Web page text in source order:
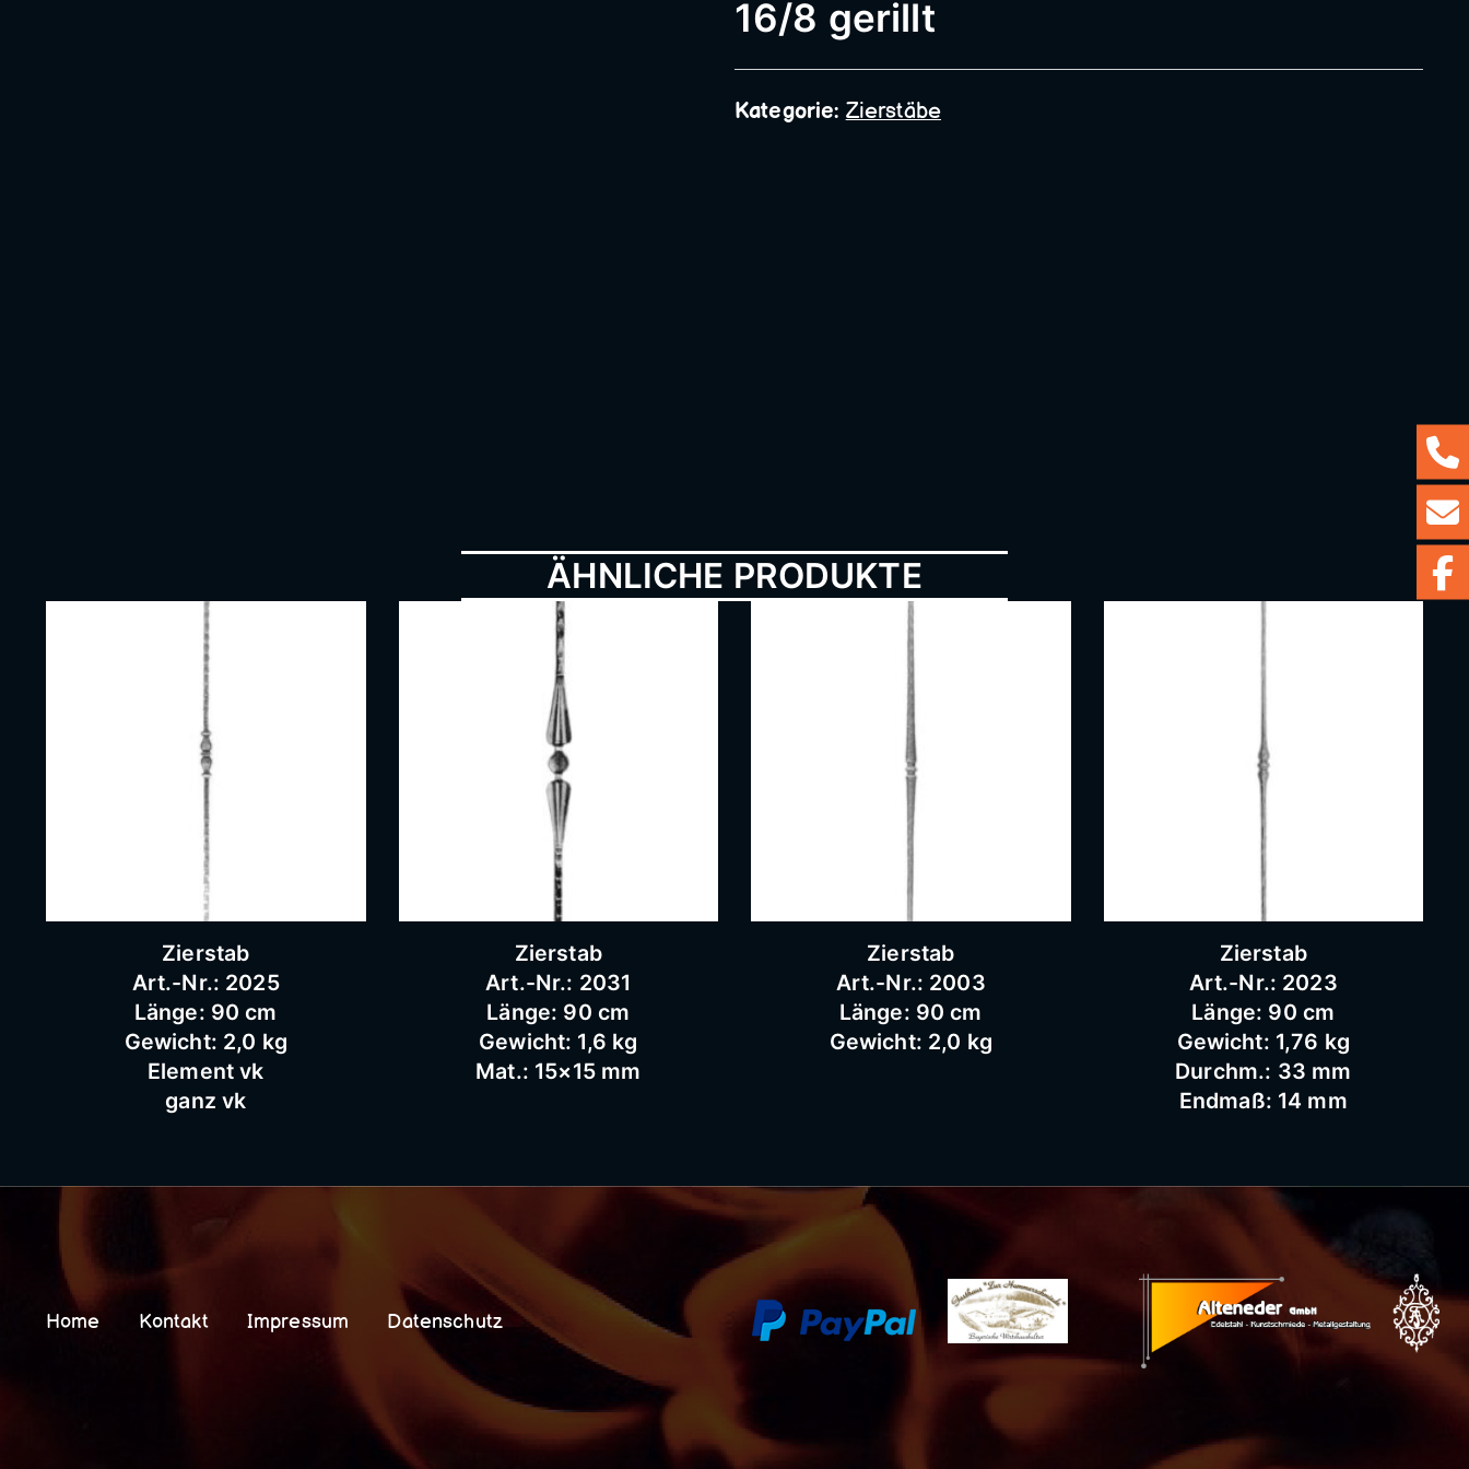
Bauschlosserei
16/8 gerillt
Kategorie: Zierstäbe
ÄHNLICHE PRODUKTE
Zierstab
Art.-Nr.: 2025
Länge: 90 cm
Gewicht: 2,0 kg
Element vk
ganz vk
Zierstab
Art.-Nr.: 2031
Länge: 90 cm
Gewicht: 1,6 kg
Mat.: 15×15 mm
Zierstab
Art.-Nr.: 2003
Länge: 90 cm
Gewicht: 2,0 kg
Zierstab
Art.-Nr.: 2023
Länge: 90 cm
Gewicht: 1,76 kg
Durchm.: 33 mm
Endmaß: 14 mm
Home Kontakt Impressum Datenschutz